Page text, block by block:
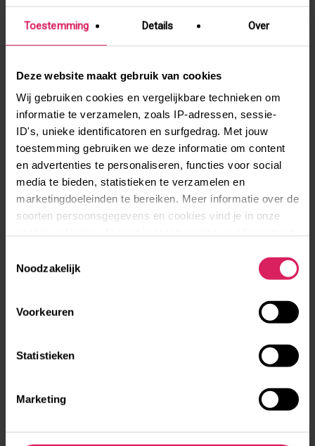
Toestemming Details Over
Deze website maakt gebruik van cookies
Wij gebruiken cookies en vergelijkbare technieken om
informatie te verzamelen, zoals IP-adressen, sessie-
ID's, unieke identificatoren en surfgedrag. Met jouw
toestemming gebruiken we deze informatie om content
en advertenties te personaliseren, functies voor social
media te bieden, statistieken te verzamelen en
marketingdoeleinden te bereiken. Meer informatie over de
soorten persoonsgegevens en cookies vind je in onze
Noodzakelijk
Voorkeuren
Statistieken
Marketing
waar je zelf enthousiast van wordt.”
Meer weten Solidariteitsprojecten en hoe jij
waar we je er meer over vertellen!
Nieuws en andere verhalen
Een tussenjaar in de Noorse bergen
Werken op een boerderij in Denemarken